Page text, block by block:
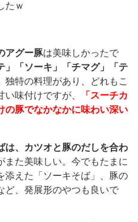
たｗ
アグー豚は美味しかったで
」「ソーキ」「チマグ」「テ
独特の料理があり、どれもこ
味付けですが、
「スーチカ
の豚でなかなかに味わい深い
は、カツオと豚のだしを合わ
また美味しい。今でもたまに
添えた「ソーキそば」、豚の
ど、発展形のやつも良いで